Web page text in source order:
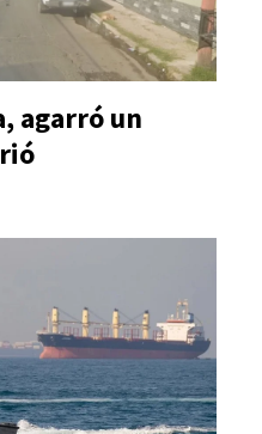
agarró un